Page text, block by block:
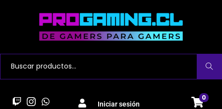
Buscar
Iniciar sesión
0